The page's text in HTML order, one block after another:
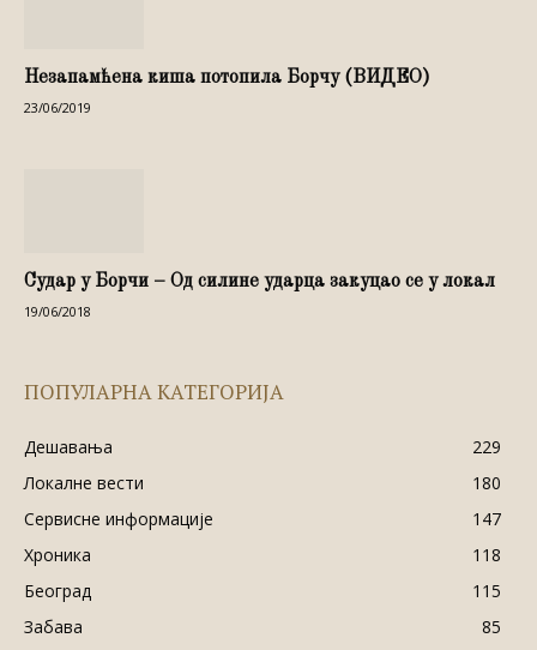
Незапамћена киша потопила Борчу (ВИДЕО)
23/06/2019
Судар у Борчи – Од силине ударца закуцао се у локал
19/06/2018
ПОПУЛАРНА КАТЕГОРИЈА
Дешавања
229
Локалне вести
180
Сервисне информације
147
Хроника
118
Београд
115
Забава
85